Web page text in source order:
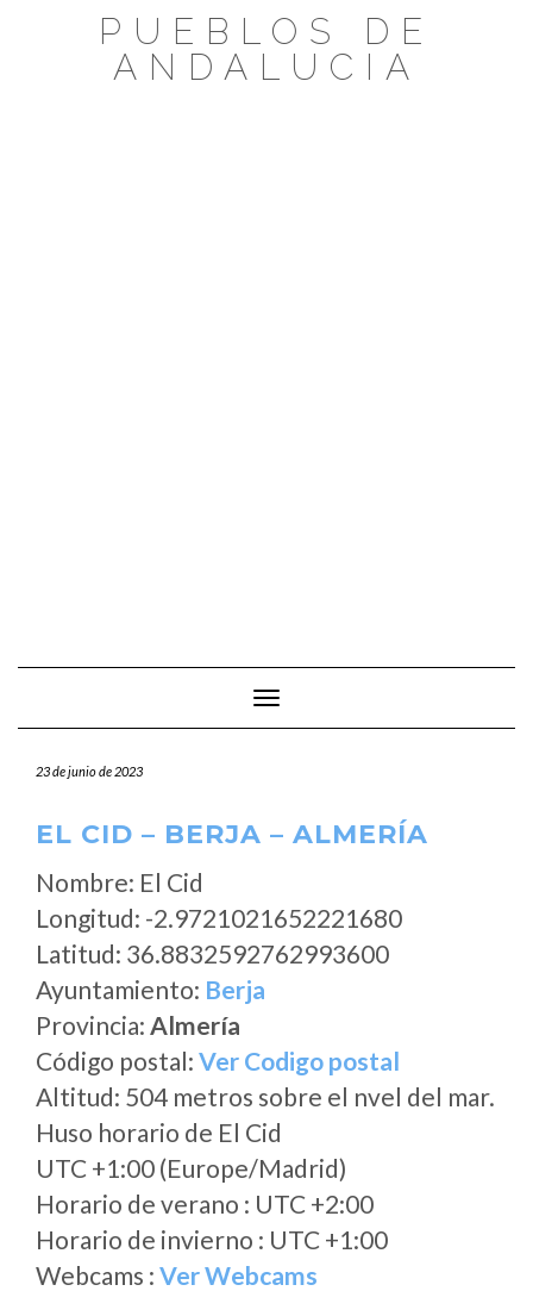
PUEBLOS DE
ANDALUCIA
Cambiar modo de navegación
23 de junio de 2023
EL CID – BERJA – ALMERÍA
Nombre: El Cid
Longitud: -2.9721021652221680
Latitud: 36.8832592762993600
Ayuntamiento: Berja
Provincia: Almería
Código postal: Ver Codigo postal
Altitud: 504 metros sobre el nvel del mar.
Huso horario de El Cid
UTC +1:00 (Europe/Madrid)
Horario de verano : UTC +2:00
Horario de invierno : UTC +1:00
Webcams : Ver Webcams